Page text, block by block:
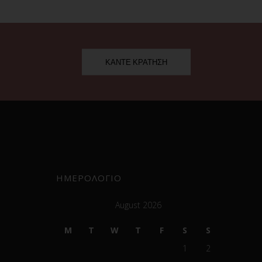
ΚΑΝΤΕ ΚΡΑΤΗΣΗ
ΗΜΕΡΟΛΟΓΙΟ
August 2026
M T W T F S
S
1
2